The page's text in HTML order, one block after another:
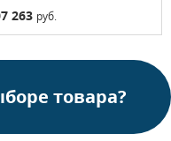
263 руб.
товара?